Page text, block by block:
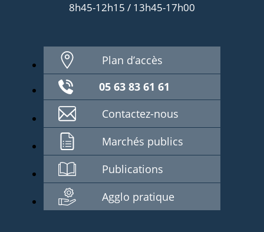
8h45-12h15 / 13h45-17h00
Plan d’accès
05 63 83 61 61
Contactez-nous
Marchés publics
Publications
Agglo pratique